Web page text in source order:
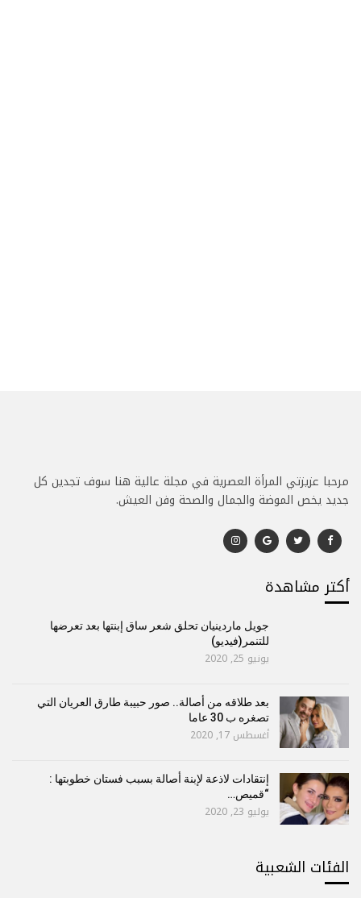
مرحبا عزيزتي المرأة العصرية في مجلة عالية هنا سوف تجدين كل
جديد يخص الموضة والجمال والصحة وفن العيش.
أكتر مشاهدة
جويل ماردينيان تحلق شعر ساق إبنتها بعد تعرضها
للتنمر(فيديو)
يونيو 25, 2020
بعد طلاقه من أصالة.. صور حبيبة طارق العريان التي
تصغره ب 30 عاما
أغسطس 17, 2020
إنتقادات لاذعة لإبنة أصالة بسبب فستان خطوبتها :
“قميص…
يوليو 23, 2020
الفئات الشعبية